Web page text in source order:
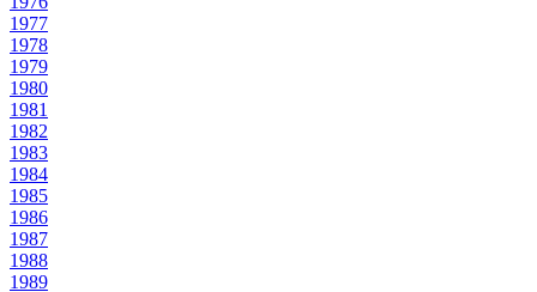
1977
1978
1979
1980
1981
1982
1983
1984
1985
1986
1987
1988
1989